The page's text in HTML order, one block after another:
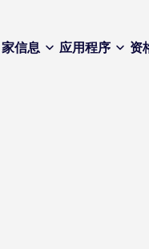
家信息 应用程序 资